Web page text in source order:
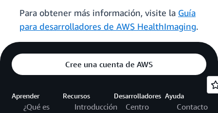
Para obtener más información, visite la Guía
para desarrolladores de AWS HealthImaging.
Cree una cuenta de AWS
Aprender
¿Qué es
Recursos
Introducción
Desarrolladores
Centro
Ayuda
Contacto